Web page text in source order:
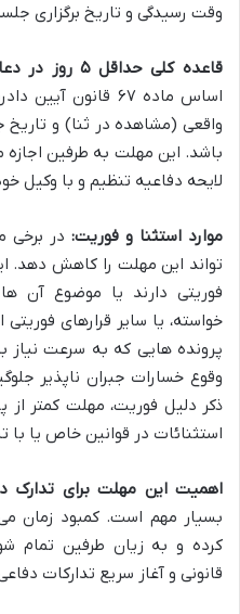
وقت رسیدگی و تاریخ برگزاری
قاعده کلی حداقل ۵ روز در دعاوی حقوقی:
اساس ماده ۶۷
واقعی (مشاهده در ثنا) و
باشد. این مهلت به طرفین اجازه
لایحه دفاعیه تنظیم و با وکیل
موارد استثنا و فوریت: در برخی
تواند این مهلت را کاهش دهد.
فوریتی دارند یا موضوع آن
خواسته، یا سایر قرارهای
پرونده هایی که به سرعت نیاز
وقوع خسارات جبران ناپذیر
ذکر دلیل فوریت، مهلت کمتر از
استثنائات در قوانین خاص یا
اهمیت این مهلت برای تدارک
بسیار مهم است. کمبود زمان می
کرده و به زیان طرفین تمام
قانونی و آغاز سریع تدارکات